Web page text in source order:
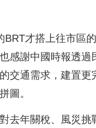
才搭上往市區
感謝中國時報透
交通需求，建置
圖。
去年關稅、風災